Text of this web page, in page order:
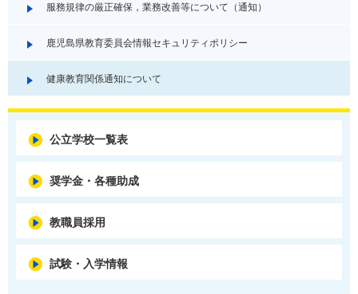
服務規律の厳正確保，業務改善等について（通知）
鹿児島県教育委員会情報セキュリティポリシー
健康教育関係通知について
公立学校一覧表
奨学金・各種助成
教職員採用
試験・入学情報